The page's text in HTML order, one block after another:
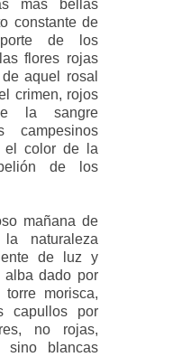
más bellas
constante de
de los
flores rojas
aquel rosal
crimen, rojos
la sangre
campesinos
el color de la
de los
mañana de
naturaleza
de luz y
alba dado por
morisca,
capullos por
no rojas,
sino blancas